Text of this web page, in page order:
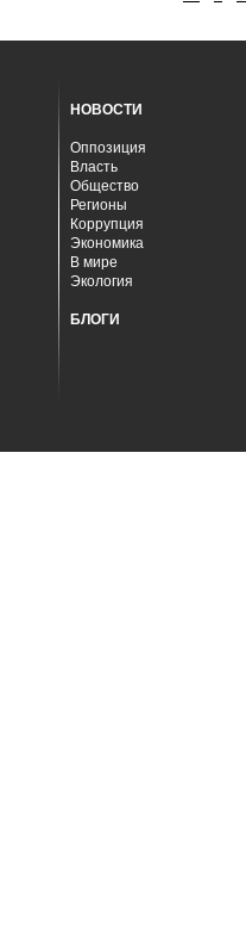
НОВОСТИ
Оппозиция
Власть
Общество
Регионы
Коррупция
Экономика
В мире
Экология
БЛОГИ